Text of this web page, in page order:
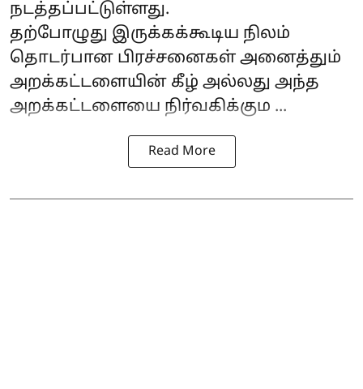
நடத்தப்பட்டுள்ளது.
தற்போழுது இருக்கக்கூடிய நிலம்
தொடர்பான பிரச்சனைகள் அனைத்தும்
அறக்கட்டளையின் கீழ் அல்லது அந்த
அறக்கட்டளையை நிர்வகிக்கும ...
Read More